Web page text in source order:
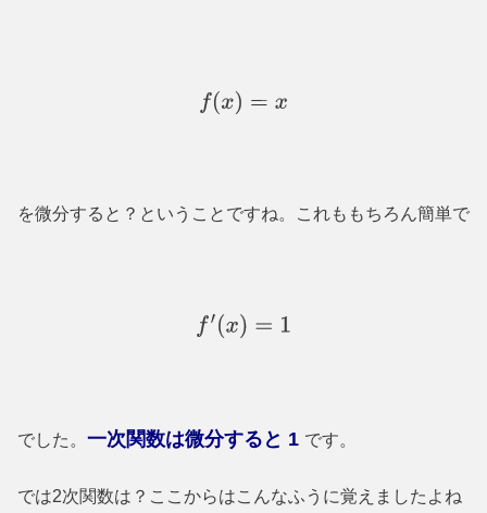
f( x)=x
を微分すると？ということですね。これももちろん簡単で
f′ x)=1
でした。 一次関数は微分すると 1 です。
では2次関数は？ここからはこんなふうに覚えましたよね